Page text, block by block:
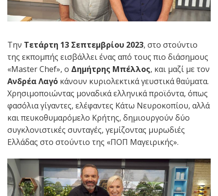
Την Τετάρτη 13 Σεπτεμβρίου 2023, στο στούντιο
της εκπομπής εισβάλλει ένας από τους πιο διάσημους
«Master Chef», o Δημήτρης Μπέλλος, και μαζί με τον
Ανδρέα Λαγό κάνουν κυριολεκτικά γευστικά θαύματα.
Χρησιμοποιώντας μοναδικά ελληνικά προϊόντα, όπως
φασόλια γίγαντες, ελέφαντες Κάτω Νευροκοπίου, αλλά
και πευκοθυμαρόμελο Κρήτης, δημιουργούν δύο
συγκλονιστικές συνταγές, γεμίζοντας μυρωδιές
Ελλάδας στο στούντιο της «ΠΟΠ Μαγειρικής».